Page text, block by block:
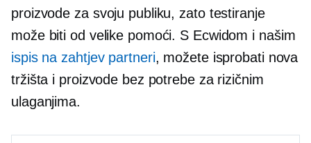
proizvode za svoju publiku, zato testiranje
može biti od velike pomoći. S Ecwidom i našim
ispis na zahtjevpartneri, možete isprobati nova
tržišta i proizvode bez potrebe za rizičnim
ulaganjima.